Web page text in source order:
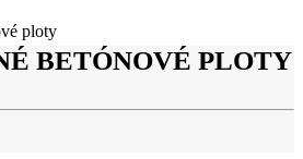
ploty
BETÓNOVÉ PLOTY